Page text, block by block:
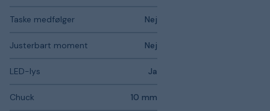
Taske medfølger Nej
Justerbart moment Nej
LED-lys Ja
Chuck 10 mm